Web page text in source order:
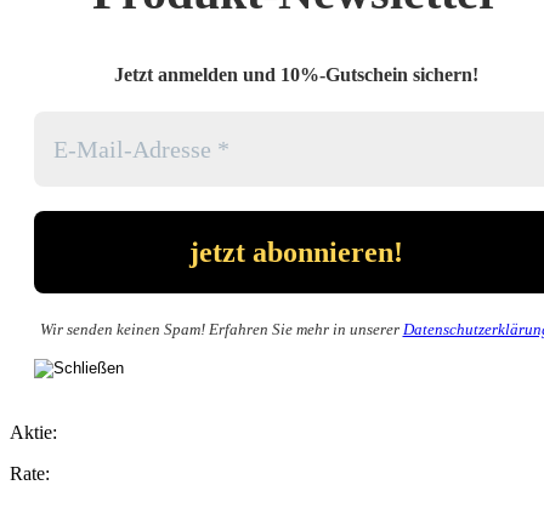
Jetzt anmelden und 10%-Gutschein sichern!
Wir senden keinen Spam! Erfahren Sie mehr in unserer
Aktie:
Rate: